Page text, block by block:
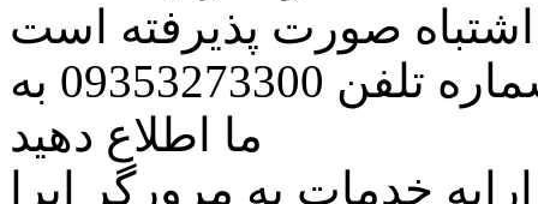
اشتباه صورت پذیرفته است
مراتب این مسئله را از طریق شماره تلفن 09353273300 به
ما اطلاع دهید
خدمات به مرورگر اپرا